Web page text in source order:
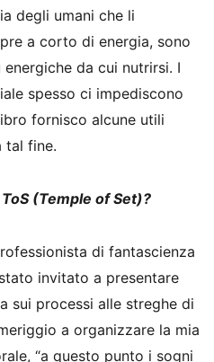
degli umani che li
a corto di energia, sono
da cui nutrirsi. I
spesso ci impediscono
fornisco alcune utili
tal fine.
(Temple of Set)?
di fantascienza
invitato a presentare
sui processi alle streghe di
a organizzare la mia
“a questo punto i sogni